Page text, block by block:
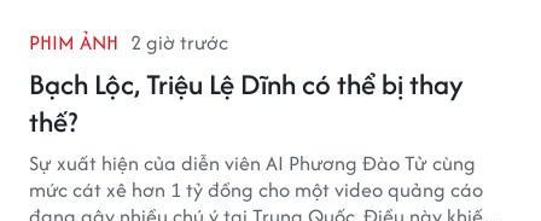
PHIM ẢNH 2 giờ trước
Bạch Lộc, Triệu Lệ Dĩnh có thể bị thay
thế?
Sự xuất hiện của diễn viên AI Phương Đào Tử cùng
mức cát xê hơn 1 tỷ đồng cho một video quảng cáo